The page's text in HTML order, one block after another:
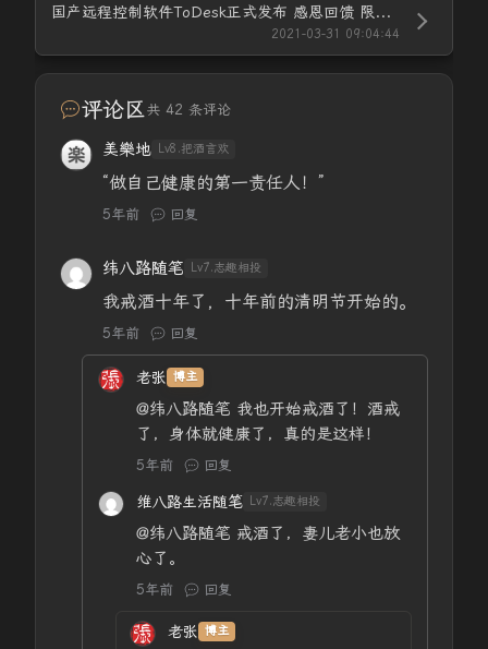
国产远程控制软件ToDesk正式发布 感恩回馈 限时7天
2021-03-31 09:04:44
评论区共 42 条评论
美樂地 Lv8.把酒言欢
“做自己健康的第一责任人！”
5年前 回复
纬八路随笔 Lv7.志趣相投
我戒酒十年了，十年前的清明节开始的。
5年前 回复
老张 博主
@纬八路随笔 我也开始戒酒了！酒戒
了，身体就健康了，真的是这样！
5年前 回复
维八路生活随笔 Lv7.志趣相投
@纬八路随笔 戒酒了，妻儿老小也放
心了。
5年前 回复
老张 博主